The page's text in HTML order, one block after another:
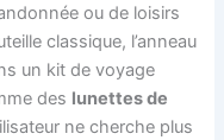
ou de loisirs
classique, l’anneau
un kit de voyage
des lunettes de
ne cherche plus